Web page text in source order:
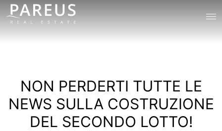
Leave
field
blank
NON PERDERTI TUTTE LE
NEWS SULLA COSTRUZIONE
DEL SECONDO LOTTO!